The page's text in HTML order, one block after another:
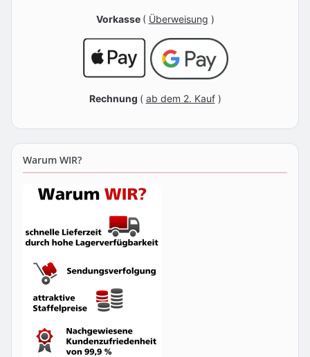
Vorkasse ( Überweisung )
Rechnung ( ab dem 2. Kauf)
Warum WIR?